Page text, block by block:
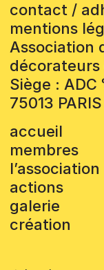
contact /
mentions
Association
décorateurs
Siège :
75013 PARIS
accueil
membres
l’association
actions
galerie
création